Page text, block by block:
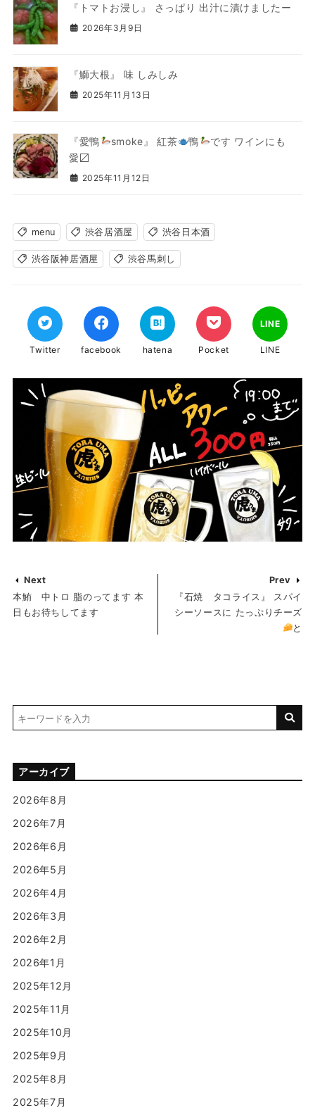
『トマトお浸し』 さっぱり 出汁に漬けましたー
2026年3月9日
『鰤大根』 味 しみしみ
2025年11月13日
『愛鴨 smoke』 紅茶 鴨
です ワインにも
愛〼
2025年11月12日
menu 渋谷居酒屋 渋谷日本酒
渋谷阪神居酒屋 渋谷馬刺し
Twitter facebook hatena Pocket
LINE
LINE
Next
本鮪 中トロ 脂のってます 本
日もお待ちしてます
Prev
『石焼 タコライス』 スパイ
シーソースに たっぷりチーズ
と
アーカイブ
2026年8月
2026年7月
2026年6月
2026年5月
2026年4月
2026年3月
2026年2月
2026年1月
2025年12月
2025年11月
2025年10月
2025年9月
2025年8月
2025年7月